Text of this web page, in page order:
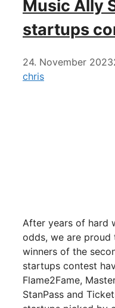
Music Ally
startups
24. November 2023
chris
After years of hard
odds, we are proud
winners of the
startups contest
Flame2Fame,
StanPass and